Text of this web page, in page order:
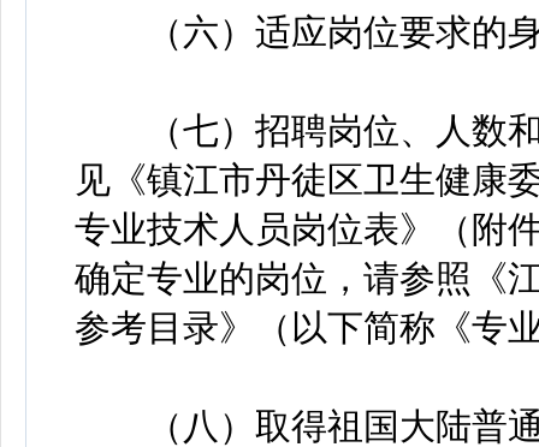
（六）适应岗位要求的
（七）招聘岗位、人数和
见《镇江市丹徒区卫生健康
专业技术人员岗位表》（附
确定专业的岗位，请参照《
参考目录》（以下简称《专
（八）取得祖国大陆普通